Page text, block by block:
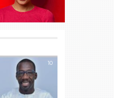
10